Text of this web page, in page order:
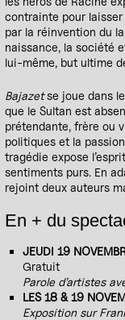
contrainte pour laisser
par la réinvention du
naissance, la société
lui-même, but ultime
Bajazetse joue dans
que le Sultan est
prétendante, frère ou
politiques et la
tragédie expose
sentiments purs. En
rejoint deux auteurs
En + du
JEUDI 19
Gratuit
Parole d’artistes
LES 18 & 19
Exposition sur